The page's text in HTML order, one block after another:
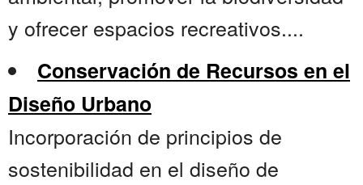
y ofrecer espacios recreativos....
Conservación de Recursos en el
Diseño Urbano
Incorporación de principios de
sostenibilidad en el diseño de